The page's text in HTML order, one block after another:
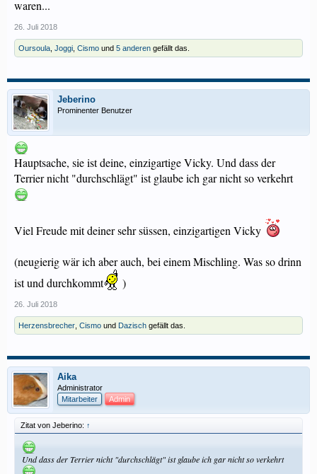
waren...
26. Juli 2018
Oursoula Joggi Cismo und 5 anderen gefällt das.
Jeberino
Prominenter Benutzer
Hauptsache, sie ist deine, einzigartige Vicky. Und dass der
Terrier nicht "durchschlägt" ist glaube ich gar nicht so verkehrt
Viel Freude mit deiner sehr süssen, einzigartigen Vicky
(neugierig wär ich aber auch, bei einem Mischling. Was so drinn
ist und durchkommt
)
26. Juli 2018
Herzensbrecher Cismo und Dazisch gefällt das.
Aika
Administrator
Mitarbeiter
Admin
Zitat von Jeberino: ↑
Und dass der Terrier nicht "durchschlägt" ist glaube ich gar nicht so verkehrt